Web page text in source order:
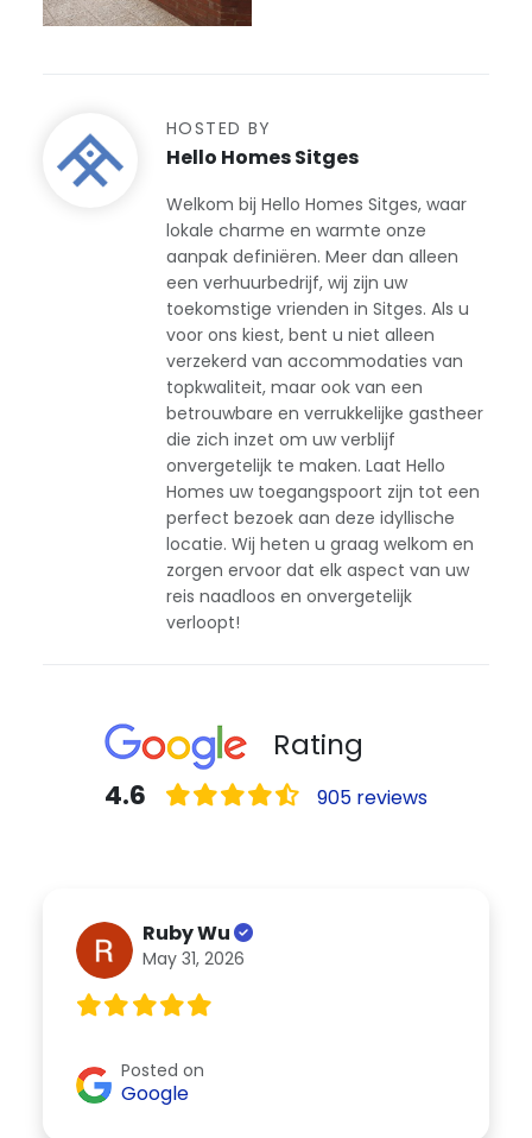
HOSTED BY
Hello Homes Sitges
Welkom bij Hello Homes Sitges, waar
lokale charme en warmte onze
aanpak definiëren. Meer dan alleen
een verhuurbedrijf, wij zijn uw
toekomstige vrienden in Sitges. Als u
voor ons kiest, bent u niet alleen
verzekerd van accommodaties van
topkwaliteit, maar ook van een
betrouwbare en verrukkelijke gastheer
die zich inzet om uw verblijf
onvergetelijk te maken. Laat Hello
Homes uw toegangspoort zijn tot een
perfect bezoek aan deze idyllische
locatie. Wij heten u graag welkom en
zorgen ervoor dat elk aspect van uw
reis naadloos en onvergetelijk
verloopt!
Rating
4.6 905 reviews
Ruby Wu
May 31, 2026
Posted on
Google